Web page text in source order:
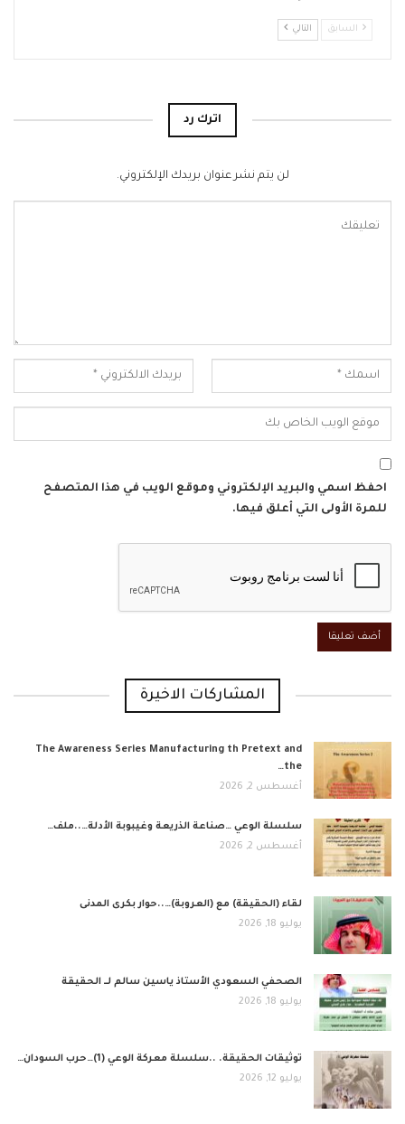
السابق التالي
اترك رد
لن يتم نشر عنوان بريدك الإلكتروني.
احفظ اسمي والبريد الإلكتروني وموقع الويب في هذا المتصفح
للمرة الأولى التي أعلق فيها.
المشاركات الاخيرة
The Awareness Series Manufacturing th Pretext and
the…
أغسطس 2, 2026
​سلسلة الوعي …صناعة الذريعة وغيبوبة الأدلة…..ملف…
أغسطس 2, 2026
لقاء (الحقيقة) مع (العروبة)…..حوار بكرى المدنى
يوليو 18, 2026
الصحفي السعودي الأستاذ ياسين سالم لــ الحقيقة
يوليو 18, 2026
توثيقات الحقيقة. ..سلسلة معركة الوعي (1)…حرب السودان…
يوليو 12, 2026